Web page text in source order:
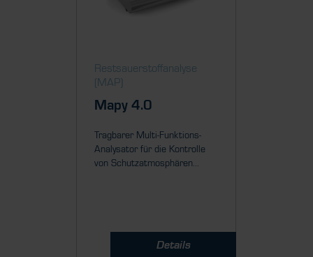
Restsauerstoff­analyse
(MAP)
Mapy 4.0
Tragbarer Multi-Funktions-
Analysator für die Kontrolle
von Schutzatmosphären...
Details